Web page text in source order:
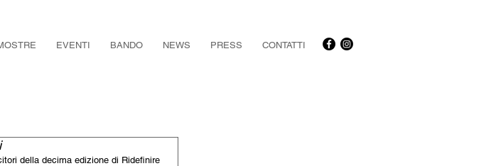
della decima edizione di Ridefinire
EVENTI BANDO NEWS PRESS CONTATTI